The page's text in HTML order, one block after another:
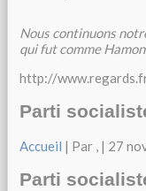
Nous continuons
qui fut comme
http://
Parti
Accueil | Par , | 27
Parti